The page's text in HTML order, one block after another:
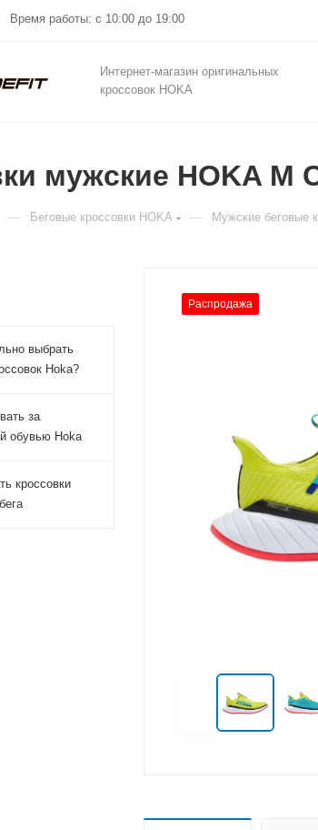
Время работы: с 10:00 до 19:00
Интернет-магазин оригинальных
кроссовок HOKA
мужские HOKA M
— Беговые кроссовки HOKA — Мужские беговые
Распродажа
выбрать
Hoka?
за
обувью Hoka
кроссовки